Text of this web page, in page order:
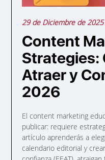
29 de Diciembre de 2025
Content
Strategies:
Atraer y
2026
El content marketing
publicar: requiere
artículo aprenderás a
calendario editorial y